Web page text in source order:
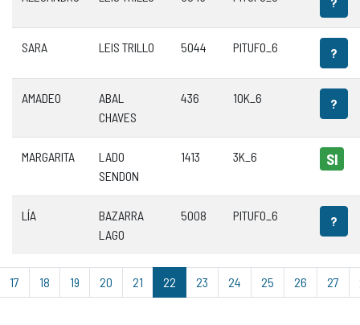
SARA LEIS TRILLO 5044 PITUFO_6 ?
AMADEO
ABAL
CHAVES
436 10K_6 ?
MARGARITA
LADO
SENDON
1413 3K_6 SI
LÍA
BAZARRA
LAGO
5008 PITUFO_6 ?
17 18 19 20 21 22 23 24 25 26 27